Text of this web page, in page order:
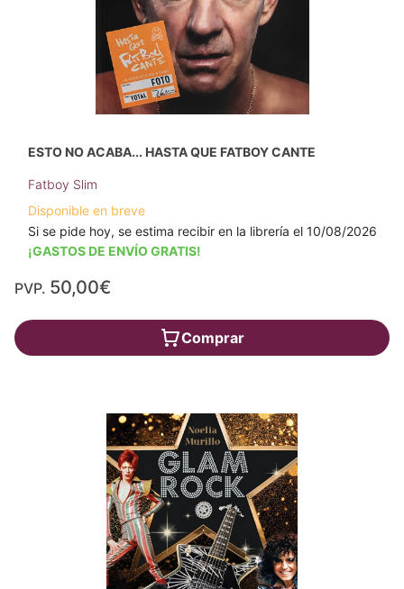
ESTO NO ACABA... HASTA QUE FATBOY CANTE
Fatboy Slim
Disponible en breve
Si se pide hoy, se estima recibir en la librería el 10/08/2026
¡GASTOS DE ENVÍO GRATIS!
PVP. 50,00€
Comprar